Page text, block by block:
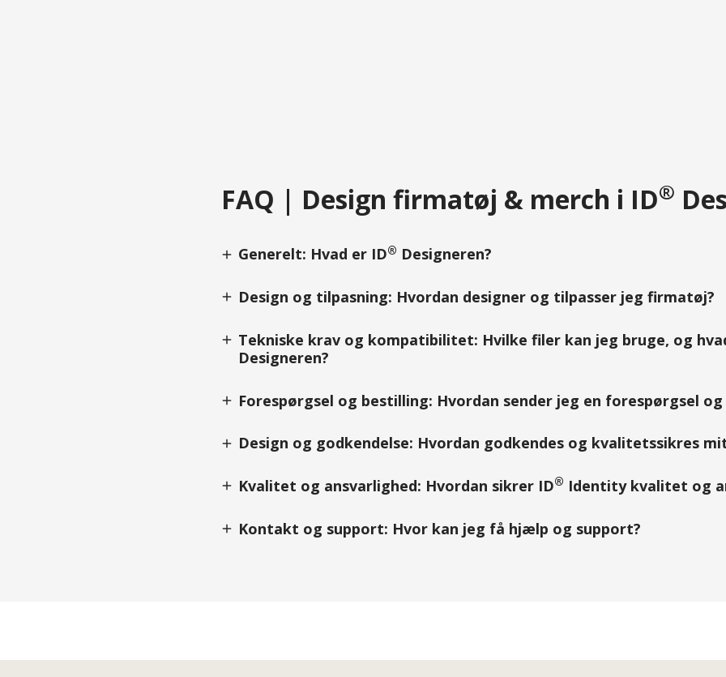
FAQ | Design firmatøj & merch i ID®
add Generelt: Hvad er ID® Designeren?
add Design og tilpasning: Hvordan designer og tilpasser jeg firmatøj?
add Tekniske krav og kompatibilitet: Hvilke filer kan jeg bruge, og
Designeren?
add Forespørgsel og bestilling: Hvordan sender jeg en forespørgsel
add Design og godkendelse: Hvordan godkendes og kvalitetssikres
add Kvalitet og ansvarlighed: Hvordan sikrer ID® Identity kvalitet og
add Kontakt og support: Hvor kan jeg få hjælp og support?